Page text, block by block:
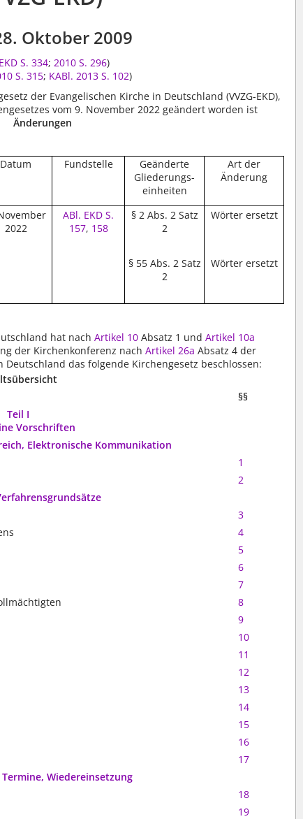
Oktober 2009
S. 334;2010 S. 296)
S. 315; KABl. 2013 S. 102)
der Evangelischen Kirche in Deutschland (VVZG-EKD),
vom 9. November 2022 geändert worden ist
Änderungen
Datum Fundstelle
Geänderte
Gliederungs-
einheiten
Art der
Änderung
2022
ABl. EKD S.
157, 158
§ 2 Abs. 2 Satz
2
Wörter ersetzt
§ 55 Abs. 2 Satz
2
Wörter ersetzt
hat nachArtikel 10 Absatz 1 undArtikel 10a
der Kirchenkonferenz nachArtikel 26a Absatz 4 der
das folgende Kirchengesetz beschlossen:
§§
Teil I
Vorschriften
Elektronische Kommunikation
1
2
3
4
5
6
7
8
9
10
11
12
13
14
15
16
17
Wiedereinsetzung
18
19